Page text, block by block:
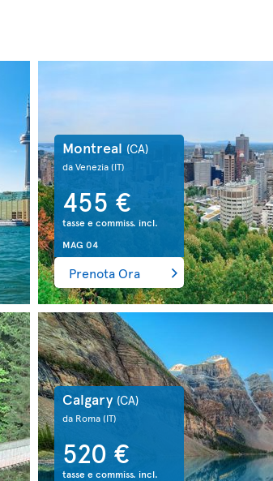
Montreal (CA)
da Venezia(IT)
455 €
tasse e commiss. incl.
MAG 04
Prenota Ora
Calgary (CA)
da Roma(IT)
520 €
tasse e commiss. incl.